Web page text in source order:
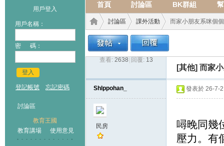
用戶登入
用戶名稱：
密 碼：
登入
登記帳號 忘記密碼
討論區
教育王國
教育講場
使用意見
首頁 討論區 BK群組
›
討論區
›
課外活動 而家小朋友系咪個
查看: 2638 回覆: 13
[其他] 而家
Shlppohan_
民房
發表於 26-7-
噚晚同幾
壓力。有